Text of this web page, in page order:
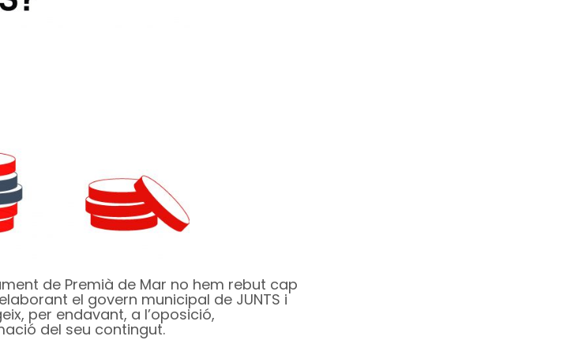
de Premià de Mar no hem rebut cap
el govern municipal de JUNTS i
per endavant, a l’oposició,
del seu contingut.